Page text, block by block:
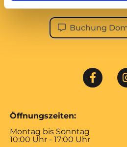
keine öffentlichen
Buchung
Öffnungszeiten:
Montag bis Sonntag
10:00 Uhr - 17:00 Uhr